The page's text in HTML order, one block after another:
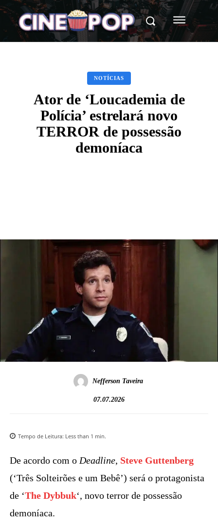
NOTÍCIAS
Ator de ‘Loucademia de
Polícia’ estrelará novo
TERROR de possessão
demoníaca
Nefferson Taveira
07.07.2026
Tempo de Leitura: Less than 1 min.
De acordo com oDeadline, Steve Guttenberg
(‘Três Solteirões e um Bebê’) será o protagonista
de ‘The Dybbuk‘, novo terror de possessão
demoníaca.